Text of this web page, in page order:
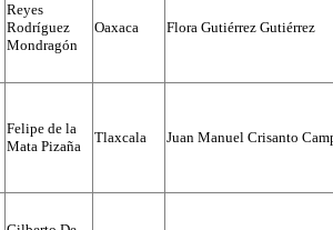
Reyes
Rodríguez
Mondragón
Oaxaca Flora Gutiérrez Gutiérrez
Felipe de la
Mata Pizaña
Tlaxcala Juan Manuel Crisanto